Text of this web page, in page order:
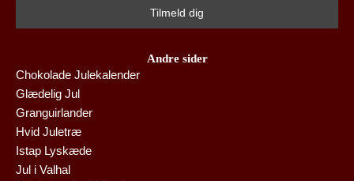
Andre sider
Chokolade Julekalender
Glædelig Jul
Granguirlander
Hvid Juletræ
Istap Lyskæde
Jul i Valhal